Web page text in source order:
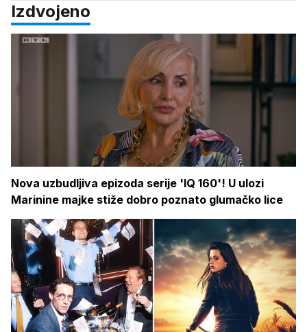
Izdvojeno
Nova uzbudljiva epizoda serije 'IQ 160'! U ulozi
Marinine majke stiže dobro poznato glumačko lice